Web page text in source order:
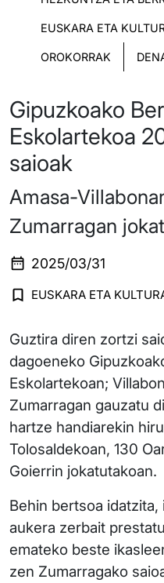
EUSKARA ETA
OROKORRAK
Gipuzkoako
Eskolartekoa
saioak
Amasa-
Zumarragan
2025/03/31
EUSKARA ETA
Guztira diren zortzi
dagoeneko
Eskolartekoan;
Zumarragan gauzatu
hartze handiarekin
Tolosaldekoan, 130
Goierrin jokatutakoan.
Behin bertsoa
aukera zerbait
emateko beste
zen Zumarragako